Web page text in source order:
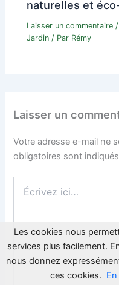
naturelles et
Laisser un commentaire
Jardin / Par Rémy
Laisser un
Votre adresse e-mail ne
obligatoires sont
ici…
Les cookies nous
services plus facilement.
nous donnez
ces cookies.